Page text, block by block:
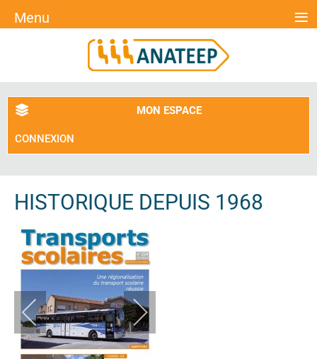
MON ESPACE
CONNEXION
HISTORIQUE DEPUIS 1968
Menu ≡